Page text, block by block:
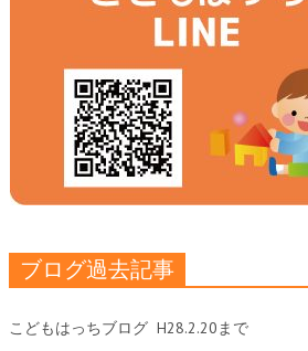
ブログ過去記事
こどもはっちブログ H28.2.20まで